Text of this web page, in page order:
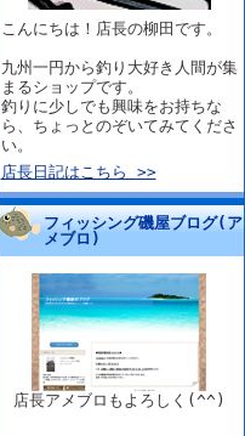
こんにちは！店長の柳田です。
九州一円から釣り大好き人間が集
まるショップです。
釣りに少しでも興味をお持ちな
ら、ちょっとのぞいてみてくださ
い。
店長日記はこちら >>
フィッシング磯屋ブログ(ア
メブロ)
店長アメブロもよろしく(^^)